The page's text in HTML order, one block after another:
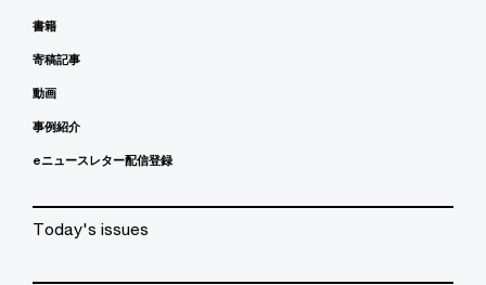
書籍
寄稿記事
動画
事例紹介
eニュースレター配信登録
Today's issues